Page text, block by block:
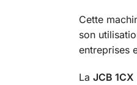
Cette
son
entreprises
La JCB 1CX